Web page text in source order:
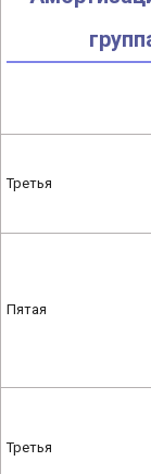
Третья
Пятая
Третья